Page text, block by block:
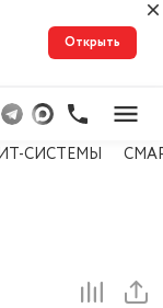
Открыть
СИСТЕМЫ